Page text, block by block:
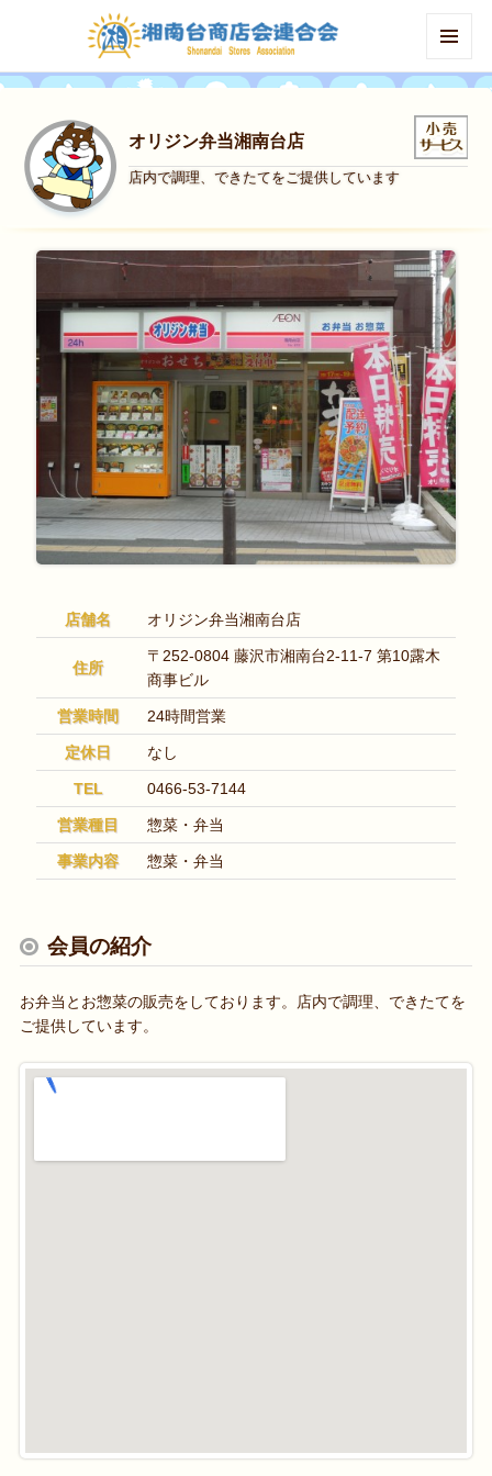
AND
オリジン弁当湘南台店
店内で調理、できたてをご提供しています
店舗名 オリジン弁当湘南台店
住所
〒252-0804 藤沢市湘南台2-11-7 第10露木
商事ビル
営業時間 24時間営業
定休日 なし
TEL 0466-53-7144
営業種目 惣菜・弁当
事業内容 惣菜・弁当
会員の紹介
お弁当とお惣菜の販売をしております。店内で調理、できたてを
ご提供しています。